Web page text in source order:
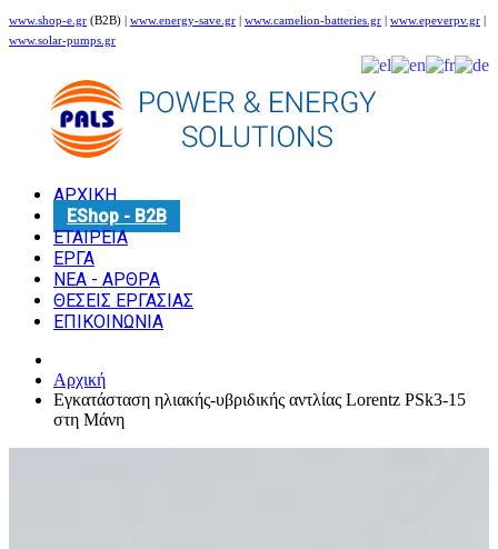
www.shop-e.gr (B2B) | www.energy-save.gr www.camelion-batteries.gr www.epeverpv.gr
www.solar-pumps.gr
ΑΡΧΙΚΗ
EShop - B2B
ΕΤΑΙΡΕΙΑ
ΕΡΓΑ
ΝΕΑ - ΑΡΘΡΑ
ΘΕΣΕΙΣ ΕΡΓΑΣΙΑΣ
ΕΠΙΚΟΙΝΩΝΙΑ
Αρχική
Εγκατάσταση ηλιακής-υβριδικής αντλίας Lorentz PSk3-15
στη Μάνη